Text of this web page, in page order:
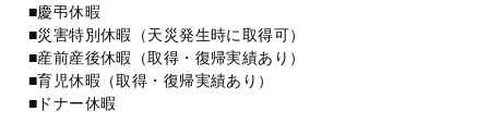
■慶弔休暇
■災害特別休暇（天災発生時に取得可）
■産前産後休暇（取得・復帰実績あり）
■育児休暇（取得・復帰実績あり）
■ドナー休暇